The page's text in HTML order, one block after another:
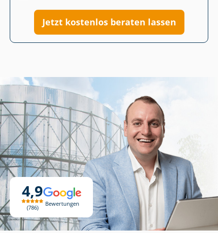
4,9
786
Bewertungen
Jetzt kostenlos beraten lassen